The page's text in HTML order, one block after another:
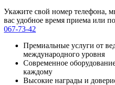
Укажите свой номер телефона,
вас удобное время приема или
067-73-42
Премиальные услуги от
международного уровня
Современное
каждому
Высокие награды и